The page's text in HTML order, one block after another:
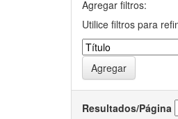
Agregar filtros:
Utilice filtros para
Resultados/Página